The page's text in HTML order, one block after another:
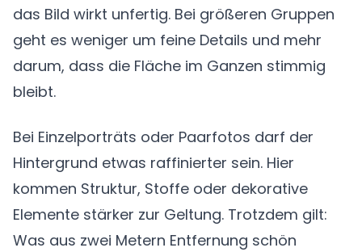
das Bild wirkt unfertig. Bei größeren Gruppen
geht es weniger um feine Details und mehr
darum, dass die Fläche im Ganzen stimmig
bleibt.
Bei Einzelporträts oder Paarfotos darf der
Hintergrund etwas raffinierter sein. Hier
kommen Struktur, Stoffe oder dekorative
Elemente stärker zur Geltung. Trotzdem gilt:
Was aus zwei Metern Entfernung schön